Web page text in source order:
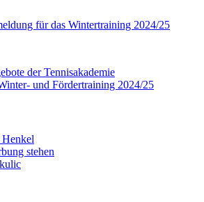
für das Wintertraining 2024/25
der Tennisakademie
und Fördertraining 2024/25